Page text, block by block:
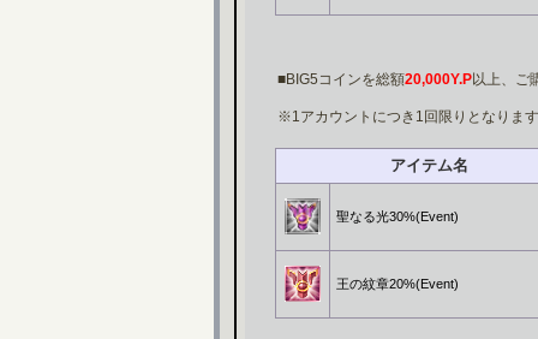
■BIG5コインを総額20,000Y.P以上、ご
※1アカウントにつき1回限りとなりま
アイテム名
聖なる光30%(Event)
王の紋章20%(Event)